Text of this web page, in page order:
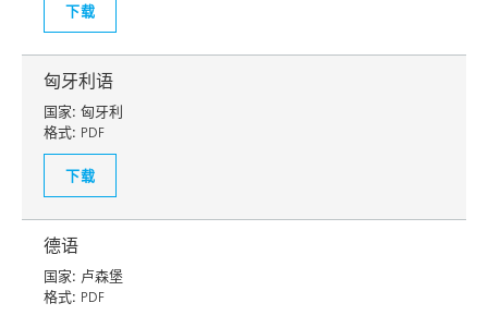
下载
匈牙利语
国家: 匈牙利
格式: PDF
下载
德语
国家: 卢森堡
格式: PDF